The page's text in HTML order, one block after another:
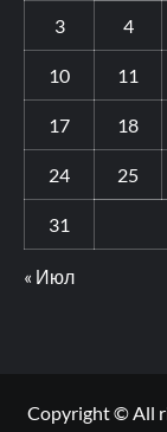
3 4
10 11
17 18
24 25
31
« Июл
Copyright © All